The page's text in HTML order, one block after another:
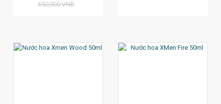
650,000 VNĐ